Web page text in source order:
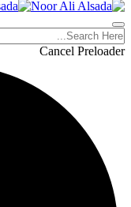
Cancel Preloader